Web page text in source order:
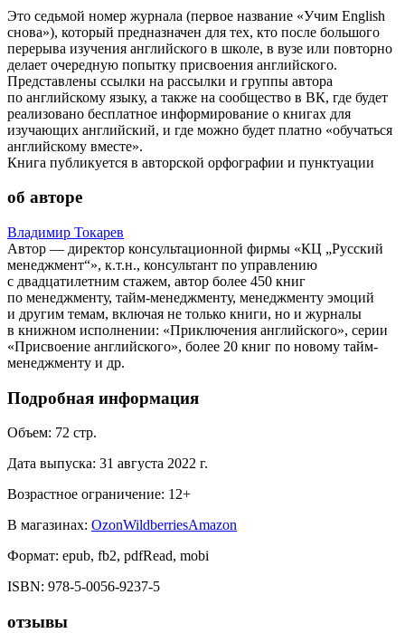
Это седьмой номер журнала (первое название «Учим English
снова»), который предназначен для тех, кто после большого
перерыва изучения английского в школе, в вузе или повторно
делает очередную попытку присвоения английского.
Представлены ссылки на рассылки и группы автора
по английскому языку, а также на сообщество в ВК, где будет
реализовано бесплатное информирование о книгах для
изучающих английский, и где можно будет платно «обучаться
английскому вместе».
Книга публикуется в авторской орфографии и пунктуации
об авторе
Владимир Токарев
Автор — директор консультационной фирмы «КЦ „Русский
менеджмент“», к.т.н., консультант по управлению
с двадцатилетним стажем, автор более 450 книг
по менеджменту, тайм-менеджменту, менеджменту эмоций
и другим темам, включая не только книги, но и журналы
в книжном исполнении: «Приключения английского», серии
«Присвоение английского», более 20 книг по новому тайм-
менеджменту и др.
Подробная информация
Объем: 72 стр.
Дата выпуска: 31 августа 2022 г.
Возрастное ограничение: 12+
В магазинах: OzonWildberriesAmazon
Формат: epub, fb2, pdfRead, mobi
ISBN: 978-5-0056-9237-5
отзывы